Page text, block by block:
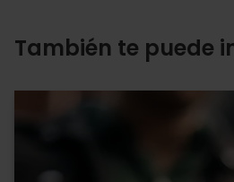
También te puede